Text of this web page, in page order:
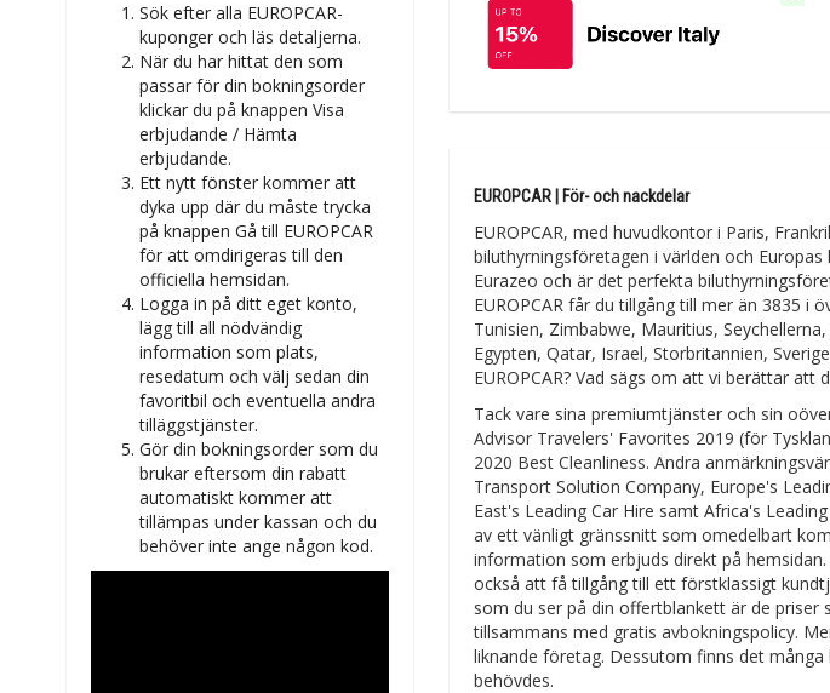
EUROPCAR | För- och nackdelar
EUROPCAR, med huvudkontor i Paris,
biluthyrningsföretagen i världen och
Eurazeo och är det perfekta
EUROPCAR får du tillgång till mer än 3835 i
Tunisien, Zimbabwe, Mauritius,
Egypten, Qatar, Israel, Storbritannien,
EUROPCAR? Vad sägs om att vi berättar
Tack vare sina premiumtjänster och sin
Advisor Travelers' Favorites 2019 (för
2020 Best Cleanliness. Andra
Transport Solution Company, Europe's
East's Leading Car Hire samt Africa's
av ett vänligt gränssnitt som omedelbart
information som erbjuds direkt på
också att få tillgång till ett förstklassigt
som du ser på din offertblankett är de priser
tillsammans med gratis avbokningspolicy.
liknande företag. Dessutom finns det
behövdes.
Sök efter alla EUROPCAR-
kuponger och läs detaljerna.
När du har hittat den som
passar för din bokningsorder
klickar du på knappen Visa
erbjudande / Hämta
erbjudande.
Ett nytt fönster kommer att
dyka upp där du måste trycka
på knappen Gå till EUROPCAR
för att omdirigeras till den
officiella hemsidan.
Logga in på ditt eget konto,
lägg till all nödvändig
information som plats,
resedatum och välj sedan din
favoritbil och eventuella andra
tilläggstjänster.
Gör din bokningsorder som du
brukar eftersom din rabatt
automatiskt kommer att
tillämpas under kassan och du
behöver inte ange någon kod.